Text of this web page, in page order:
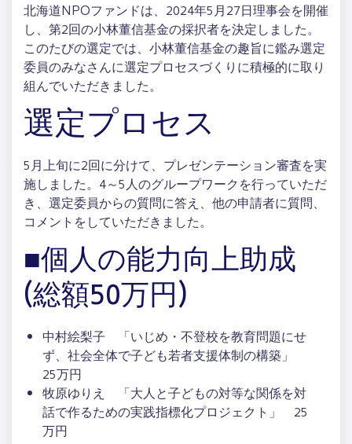
北海道NPOファンドは、2024年5月27日理事会を開催
し、第2回の小林董信基金の採択者を決定しました。
このたびの選定では、小林董信基金の趣旨に鑑み選定
委員のみなさんに選定プロセスづくりに積極的に取り
組んでいただきました。
選定プロセス
5月上旬に2回に分けて、プレゼンテーション審査を実
施しました。4～5人のグループワークを行っていただ
き、選定委員からの質問に答え、他の申請者に質問、
コメントをしていただきました。
■個人の能力向上助成
(総額50万円)
中村絵梨子 「いじめ・不登校を教育問題にせ
ず、社会全体で子ども若者支援体制の構築」
25万円
牧原ゆりえ 「大人と子どもの対等な関係を対
話で作るための実践指標化プロジェクト」 25
万円